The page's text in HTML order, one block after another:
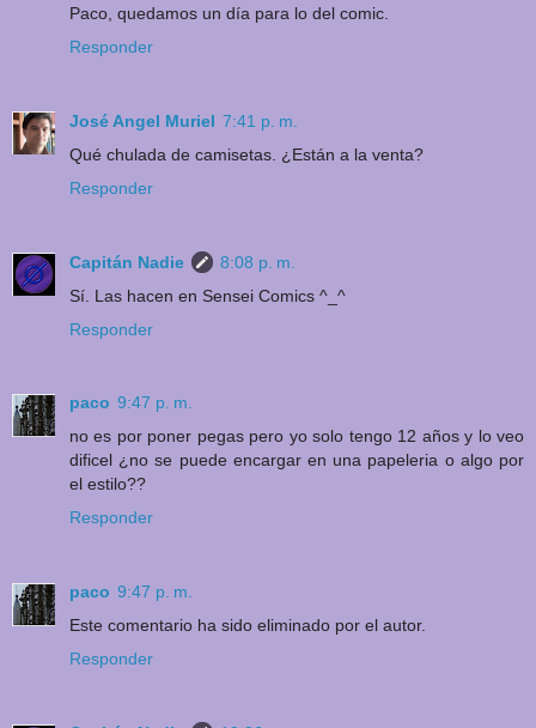
Paco, quedamos un día para lo del comic.
Responder
José Angel Muriel 7:41 p. m.
Qué chulada de camisetas. ¿Están a la venta?
Responder
Capitán Nadie
8:08 p. m.
Sí. Las hacen en Sensei Comics ^_^
Responder
paco 9:47 p. m.
no es por poner pegas pero yo solo tengo 12 años y lo veo
dificel ¿no se puede encargar en una papeleria o algo por
el estilo??
Responder
paco 9:47 p. m.
Este comentario ha sido eliminado por el autor.
Responder